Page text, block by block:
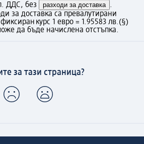
ДДС, без разходи за доставка .
за доставка са превалутирани
курс 1 евро = 1.95583 лв.(§)
да бъде начислена отстъпка.
за тази страница?